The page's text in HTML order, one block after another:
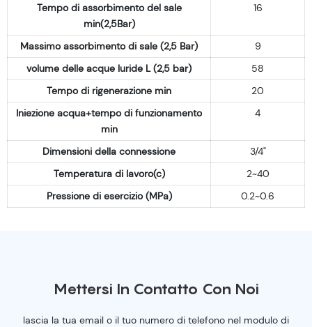
Tempo di assorbimento del sale
min(2,5Bar)
16
Massimo assorbimento di sale (2,5 Bar)
9
volume delle acque luride L (2,5 bar)
58
Tempo di rigenerazione min
20
Iniezione acqua+tempo di funzionamento
min
4
Dimensioni della connessione
3/4"
Temperatura di lavoro(c)
2~40
Pressione di esercizio (MPa)
0.2~0.6
Mettersi In Contatto Con Noi
lascia la tua email o il tuo numero di telefono nel modulo di